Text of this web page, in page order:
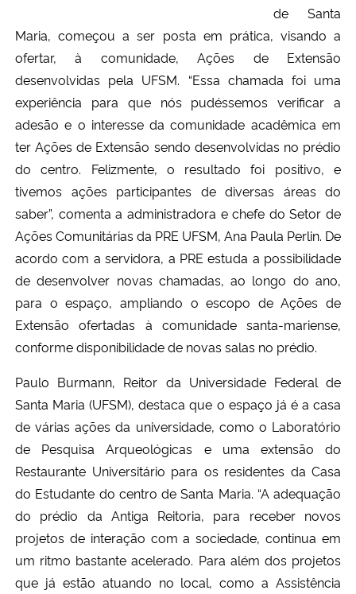
de Santa
Maria, começou a ser posta em prática, visando a
ofertar, à comunidade, Ações de Extensão
desenvolvidas pela UFSM. “Essa chamada foi uma
experiência para que nós pudéssemos verificar a
adesão e o interesse da comunidade acadêmica em
ter Ações de Extensão sendo desenvolvidas no prédio
do centro. Felizmente, o resultado foi positivo, e
tivemos ações participantes de diversas áreas do
saber”, comenta a administradora e chefe do Setor de
Ações Comunitárias da PRE UFSM, Ana Paula Perlin. De
acordo com a servidora, a PRE estuda a possibilidade
de desenvolver novas chamadas, ao longo do ano,
para o espaço, ampliando o escopo de Ações de
Extensão ofertadas à comunidade santa-mariense,
conforme disponibilidade de novas salas no prédio.
Paulo Burmann, Reitor da Universidade Federal de
Santa Maria (UFSM), destaca que o espaço já é a casa
de várias ações da universidade, como o Laboratório
de Pesquisa Arqueológicas e uma extensão do
Restaurante Universitário para os residentes da Casa
do Estudante do centro de Santa Maria. “A adequação
do prédio da Antiga Reitoria, para receber novos
projetos de interação com a sociedade, continua em
um ritmo bastante acelerado. Para além dos projetos
que já estão atuando no local, como a Assistência